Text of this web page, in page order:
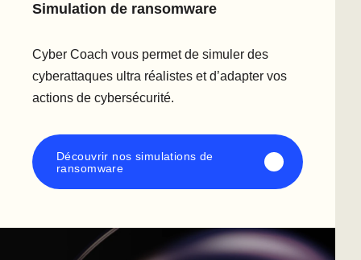
Simulation de ransomware
Cyber Coach vous permet de simuler des
cyberattaques ultra réalistes et d’adapter vos
actions de cybersécurité.
Découvrir nos simulations de
ransomware